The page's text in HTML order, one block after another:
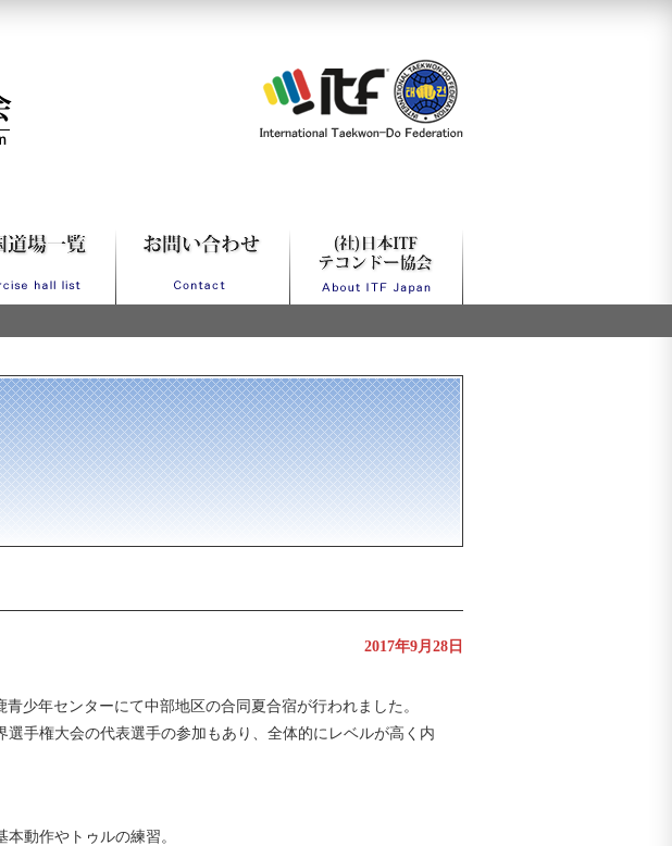
2017年9月28日
少年センターにて中部地区の合同夏合宿が行われました。
手権大会の代表選手の参加もあり、全体的にレベルが高く内
動作やトゥルの練習。